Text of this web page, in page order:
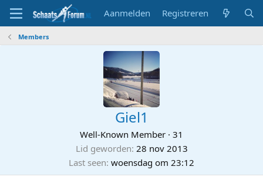
Aanmelden Registreren
Members
Giel1
Well-Known Member · 31
Lid geworden 28 nov 2013
Last seen woensdag om 23:12